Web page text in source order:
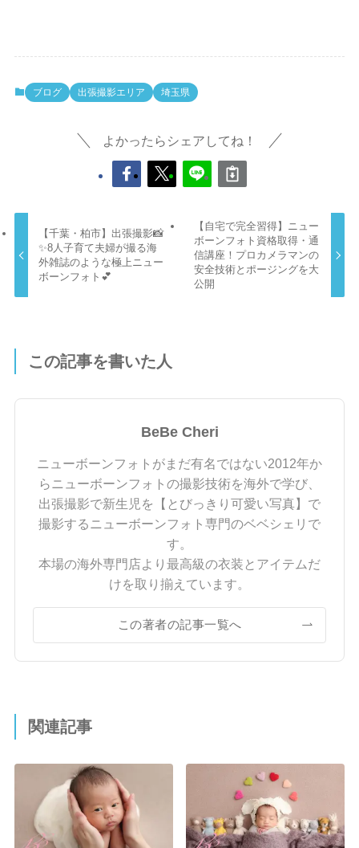
ブログ 出張撮影エリア 埼玉県
よかったらシェアしてね！
【千葉・柏市】出張撮影📸
✨8人子育て夫婦が撮る海
外雑誌のような極上ニュー
ボーンフォト💕
【自宅で完全習得】ニュー
ボーンフォト資格取得・通
信講座！プロカメラマンの
安全技術とポージングを大
公開
この記事を書いた人
BeBe Cheri
ニューボーンフォトがまだ有名ではない2012年か
らニューボーンフォトの撮影技術を海外で学び、
出張撮影で新生児を【とびっきり可愛い写真】で
撮影するニューボーンフォト専門のベベシェリで
す。
本場の海外専門店より最高級の衣装とアイテムだ
けを取り揃えています。
この著者の記事一覧へ
関連記事